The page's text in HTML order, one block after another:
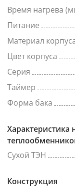
Время нагрева
Питание
Материал
Цвет корпуса
Серия
Таймер
Форма бака
Характеристика
Сухой ТЭН
Конструкция